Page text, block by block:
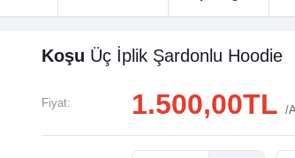
Koşu Üç İplik Şardonlu Hoodie
Fiyat: 1.500,00TL/